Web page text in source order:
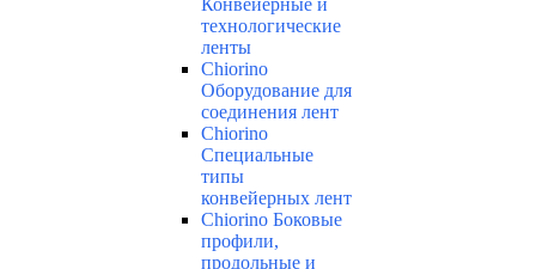
Конвейерные и
технологические
ленты
Chiorino
Оборудование для
соединения лент
Chiorino
Специальные
типы
конвейерных лент
Chiorino Боковые
профили,
продольные и